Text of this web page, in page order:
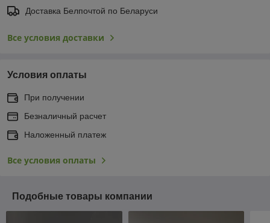
Доставка Белпочтой по Беларуси
Все условия доставки
Условия оплаты
При получении
Безналичный расчет
Наложенный платеж
Все условия оплаты
Подобные товары компании